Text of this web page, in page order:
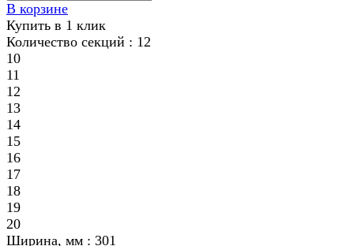
В корзине
Купить в 1 клик
Количество секций : 12
10
11
12
13
14
15
16
17
18
19
20
Ширина, мм : 301